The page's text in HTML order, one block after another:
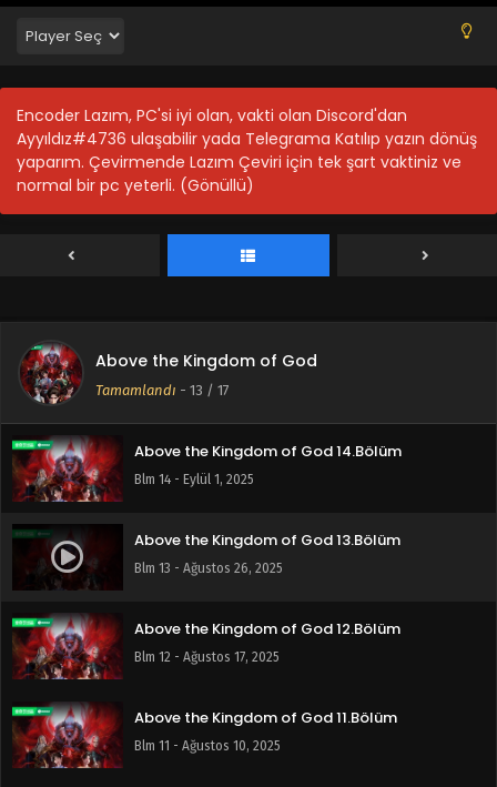
Encoder Lazım, PC'si iyi olan, vakti olan Discord'dan
Ayyıldız#4736 ulaşabilir yada Telegrama Katılıp yazın dönüş
yaparım. Çevirmende Lazım Çeviri için tek şart vaktiniz ve
normal bir pc yeterli. (Gönüllü)
Above the Kingdom of God
Tamamlandı - 13 / 17
Above the Kingdom of God 17.Bölüm Final
Blm 17 - Eylül 20, 2025
Above the Kingdom of God 16.Bölüm
Above the Kingdom of God 15.Bölüm
Blm 15 - Eylül 8, 2025
Above the Kingdom of God 14.Bölüm
Blm 14 - Eylül 1, 2025
Above the Kingdom of God 13.Bölüm
Blm 13 - Ağustos 26, 2025
Above the Kingdom of God 12.Bölüm
Blm 12 - Ağustos 17, 2025
Above the Kingdom of God 11.Bölüm
Blm 11 - Ağustos 10, 2025